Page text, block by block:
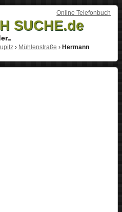
Online Telefonbuch
SUCHE.de
› Mühlenstraße › Hermann